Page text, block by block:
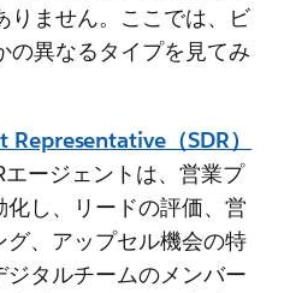
りません。ここでは、ビ
の異なるタイプを見てみ
（SDR）
エージェントは、営業プ
化し、リードの評価、営
、アップセル機会の特
タルチームのメンバー